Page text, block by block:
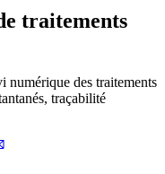
traitements
numérique des traitements
traçabilité